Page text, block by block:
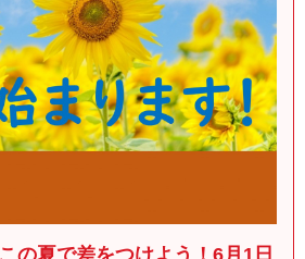
の夏で差をつけよう！6月1日